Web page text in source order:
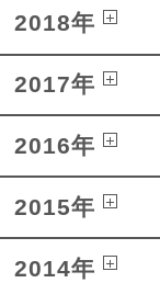
2018年
2017年
2016年
2015年
2014年